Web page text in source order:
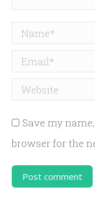
Name *
Email *
Website
Save my
browser for the
Post comment